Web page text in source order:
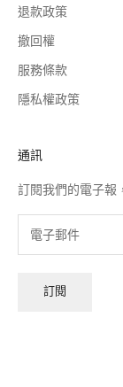
退款政策
撤回權
服務條款
隱私權政策
通訊
訂閱我們的電子報
訂閱